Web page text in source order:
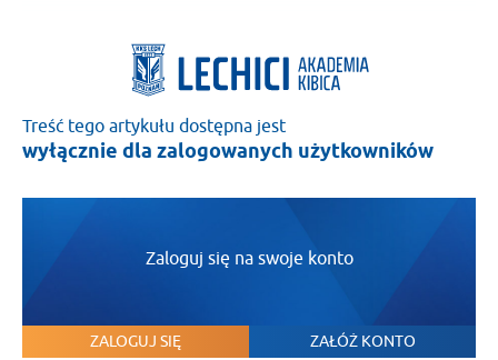
Treść tego artykułu dostępna jest
wyłącznie dla zalogowanych użytkowników
Zaloguj się na swoje konto
ZALOGUJ SIĘ ZAŁÓŻ KONTO